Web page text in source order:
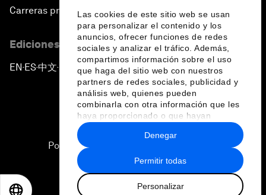
Las cookies de este sitio web se usan
para personalizar el contenido y los
anuncios, ofrecer funciones de redes
sociales y analizar el tráfico. Además,
compartimos información sobre el uso
que haga del sitio web con nuestros
partners de redes sociales, publicidad y
análisis web, quienes pueden
combinarla con otra información que les
haya proporcionado o que hayan
recopilado a partir del uso que haya
hecho de sus servicios.
Permitir todas
Personalizar
Denegar
Carreras profesionales
Ediciones en otros idiomas
EN ▪ES▪中文▪ 日本語
Política de privacidad y normas de uso
Sitemap
2026 Foro Económico Mundial